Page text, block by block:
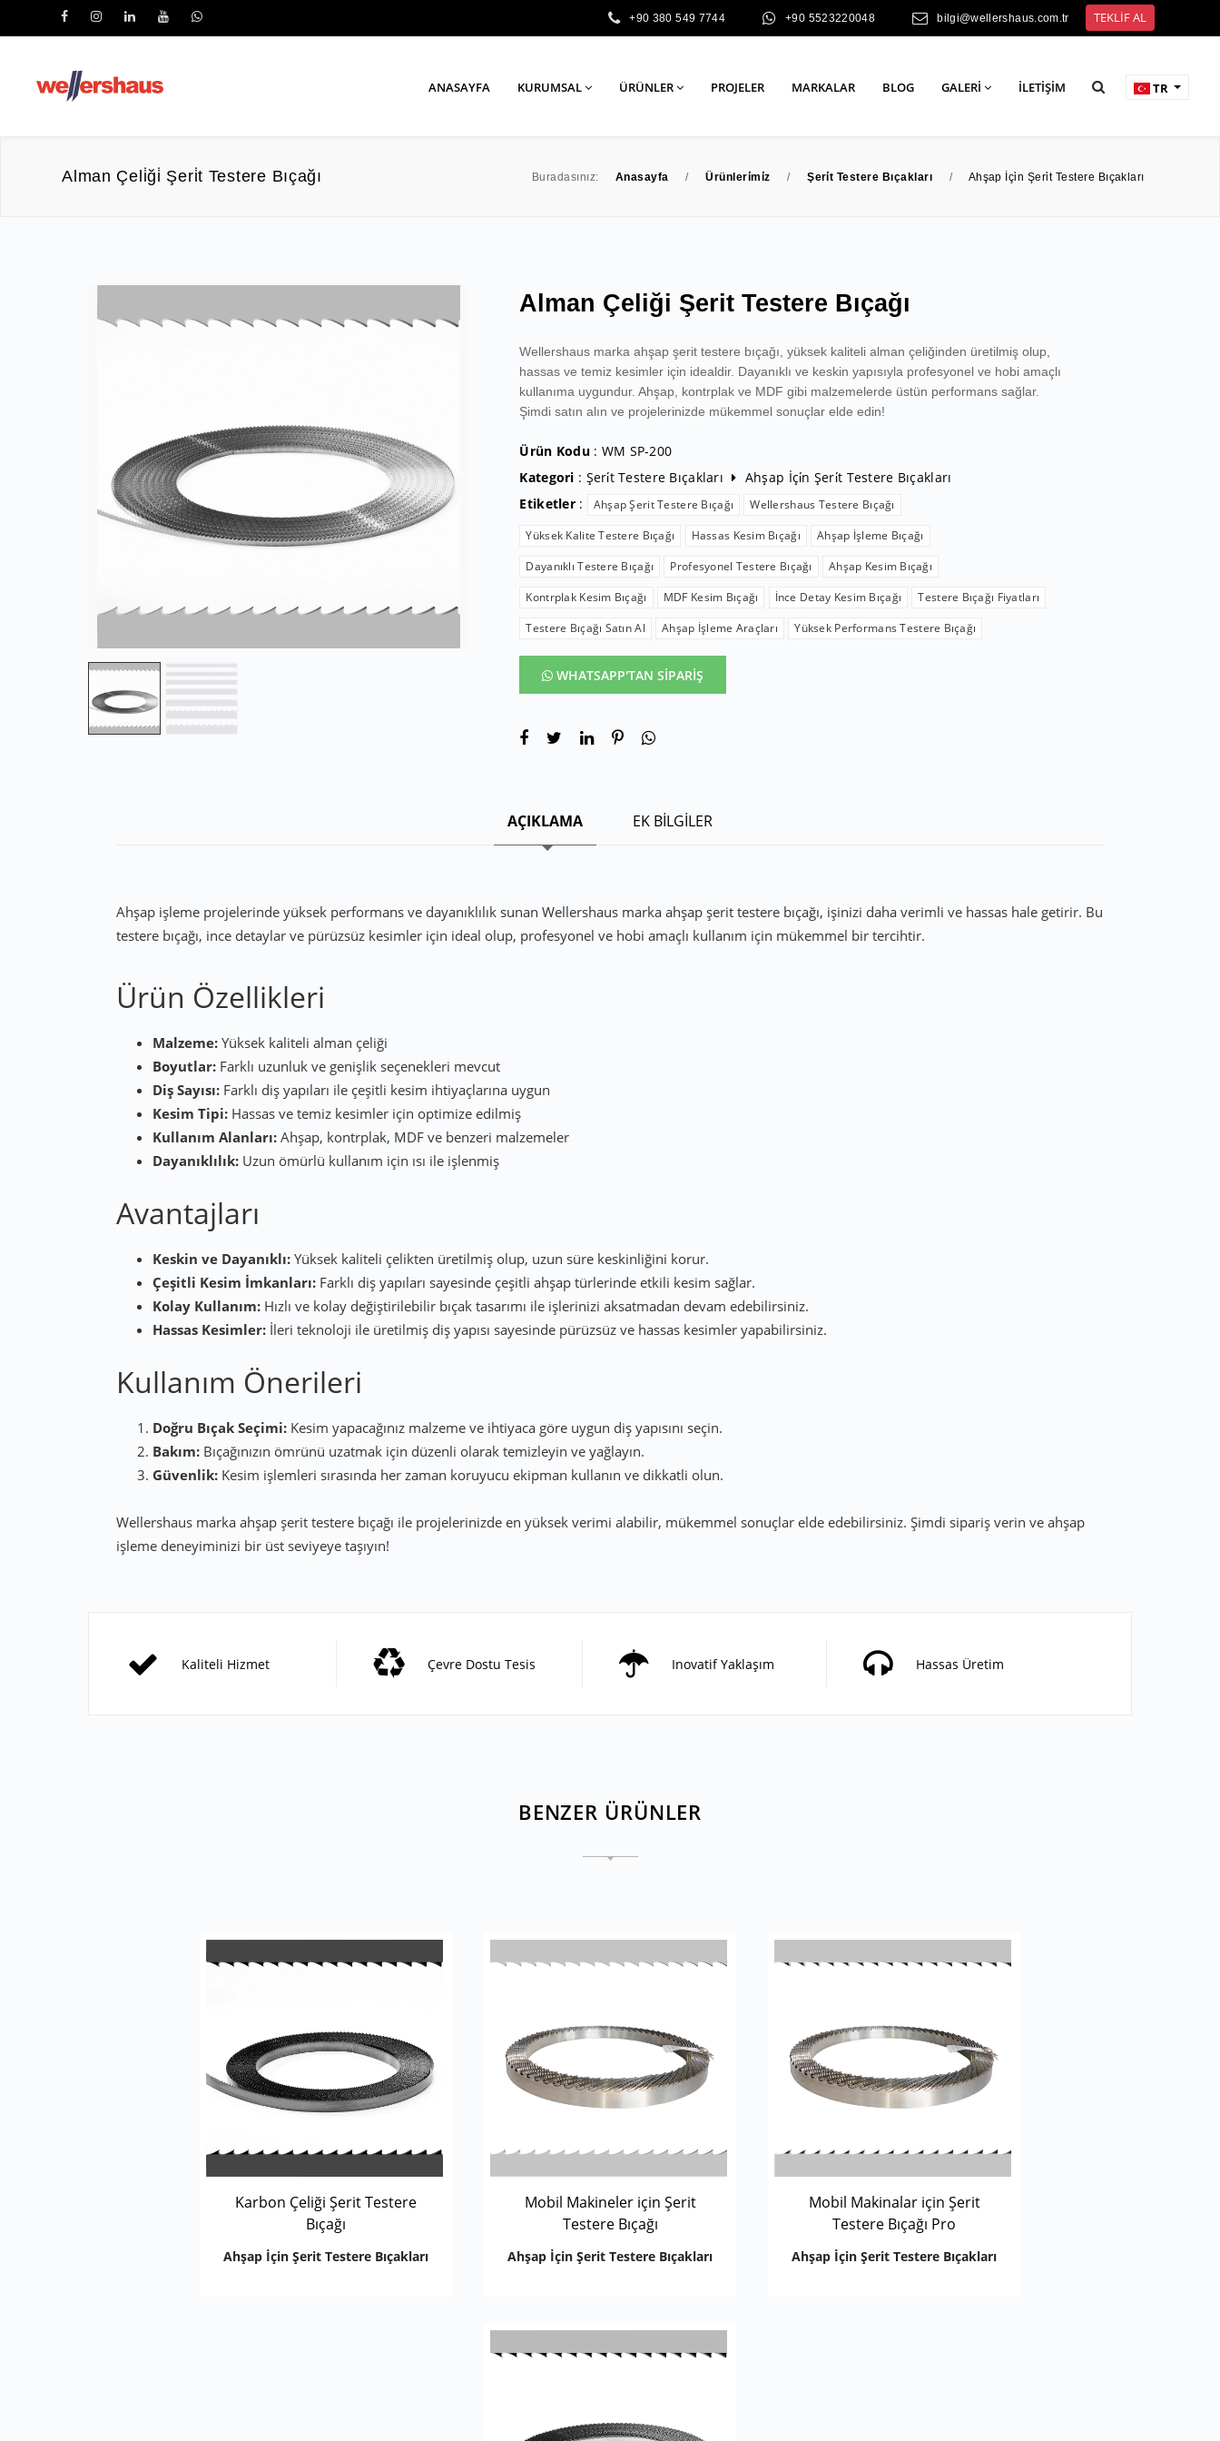
+90 380 549 7744 +90 5523220048 bilgi@wellershaus.com.tr TEKLİF AL
ANASAYFA KURUMSAL ÜRÜNLER PROJELER MARKALAR BLOG GALERI İLETIŞIM TR
Alman Çeli̇ği̇ Şeri̇t Testere Bıçağı Buradasınız: Anasayfa / Ürünleri̇mi̇z / Şeri̇t Testere Bıçakları / Ahşap İçi̇n Şeri̇t Testere Bıçakları
Alman Çeliği Şerit Testere Bıçağı
Wellershaus marka ahşap şerit testere bıçağı, yüksek kaliteli alman çeliğinden üretilmiş olup,
hassas ve temiz kesimler için idealdir. Dayanıklı ve keskin yapısıyla profesyonel ve hobi amaçlı
kullanıma uygundur. Ahşap, kontrplak ve MDF gibi malzemelerde üstün performans sağlar.
Şimdi satın alın ve projelerinizde mükemmel sonuçlar elde edin!
Ürün Kodu: WM SP-200
Kategori : Şeri̇t Testere Bıçakları
Ahşap İçi̇n Şeri̇t Testere Bıçakları
Etiketler: Ahşap Şerit Testere Bıçağı
Wellershaus Testere Bıçağı
Yüksek Kalite Testere Bıçağı
Hassas Kesim Bıçağı
Ahşap İşleme Bıçağı
Dayanıklı Testere Bıçağı
Profesyonel Testere Bıçağı
Ahşap Kesim Bıçağı
Kontrplak Kesim Bıçağı
MDF Kesim Bıçağı İnce Detay Kesim Bıçağı
Testere Bıçağı Fiyatları
Testere Bıçağı Satın Al
Ahşap İşleme Araçları Yüksek Performans Testere Bıçağı
WHATSAPP'TAN SİPARİŞ
AÇIKLAMA EK BİLGİLER
Ahşap işleme projelerinde yüksek performans ve dayanıklılık sunan Wellershaus marka ahşap şerit testere bıçağı, işinizi daha verimli ve hassas hale getirir. Bu
testere bıçağı, ince detaylar ve pürüzsüz kesimler için ideal olup, profesyonel ve hobi amaçlı kullanım için mükemmel bir tercihtir.
Ürün Özellikleri
Malzeme:Yüksek kaliteli alman çeliği
Boyutlar:Farklı uzunluk ve genişlik seçenekleri mevcut
Diş Sayısı:Farklı diş yapıları ile çeşitli kesim ihtiyaçlarına uygun
Kesim Tipi:Hassas ve temiz kesimler için optimize edilmiş
Kullanım Alanları:Ahşap, kontrplak, MDF ve benzeri malzemeler
Dayanıklılık:Uzun ömürlü kullanım için ısı ile işlenmiş
Avantajları
Keskin ve Dayanıklı:Yüksek kaliteli çelikten üretilmiş olup, uzun süre keskinliğini korur.
Çeşitli Kesim İmkanları:Farklı diş yapıları sayesinde çeşitli ahşap türlerinde etkili kesim sağlar.
Kolay Kullanım:Hızlı ve kolay değiştirilebilir bıçak tasarımı ile işlerinizi aksatmadan devam edebilirsiniz.
Hassas Kesimler:İleri teknoloji ile üretilmiş diş yapısı sayesinde pürüzsüz ve hassas kesimler yapabilirsiniz.
Kullanım Önerileri
Doğru Bıçak Seçimi:Kesim yapacağınız malzeme ve ihtiyaca göre uygun diş yapısını seçin.
Bakım:Bıçağınızın ömrünü uzatmak için düzenli olarak temizleyin ve yağlayın.
Güvenlik:Kesim işlemleri sırasında her zaman koruyucu ekipman kullanın ve dikkatli olun.
Wellershaus marka ahşap şerit testere bıçağı ile projelerinizde en yüksek verimi alabilir, mükemmel sonuçlar elde edebilirsiniz. Şimdi sipariş verin ve ahşap
işleme deneyiminizi bir üst seviyeye taşıyın!
Kaliteli Hizmet Çevre Dostu Tesis Inovatif Yaklaşım Hassas Üretim
BENZER ÜRÜNLER
Karbon Çeliği Şerit Testere
Bıçağı
Ahşap İçin Şerit Testere Bıçakları
Mobil Makineler için Şerit
Testere Bıçağı
Ahşap İçin Şerit Testere Bıçakları
Mobil Makinalar için Şerit
Testere Bıçağı Pro
Ahşap İçin Şerit Testere Bıçakları